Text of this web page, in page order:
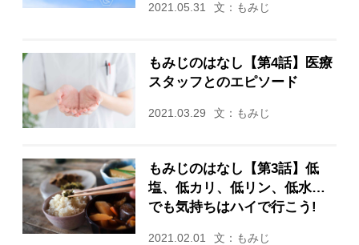
2021.05.31 文：もみじ
もみじのはなし【第4話】医療
スタッフとのエピソード
2021.03.29 文：もみじ
もみじのはなし【第3話】低
塩、低カリ、低リン、低水…
でも気持ちはハイで行こう!
2021.02.01 文：もみじ